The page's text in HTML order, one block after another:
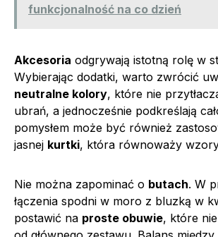
funkcjonalność na co dzień
Akcesoria odgrywają istotną rolę w
Wybierając dodatki, warto zwrócić
neutralne kolory, które nie
ubrań, a jednocześnie podkreślają
pomysłem może być również
jasnej kurtki, która równoważy
Nie można zapominać o butach. W
łączenia spodni w moro z bluzką w
postawić na proste obuwie, które